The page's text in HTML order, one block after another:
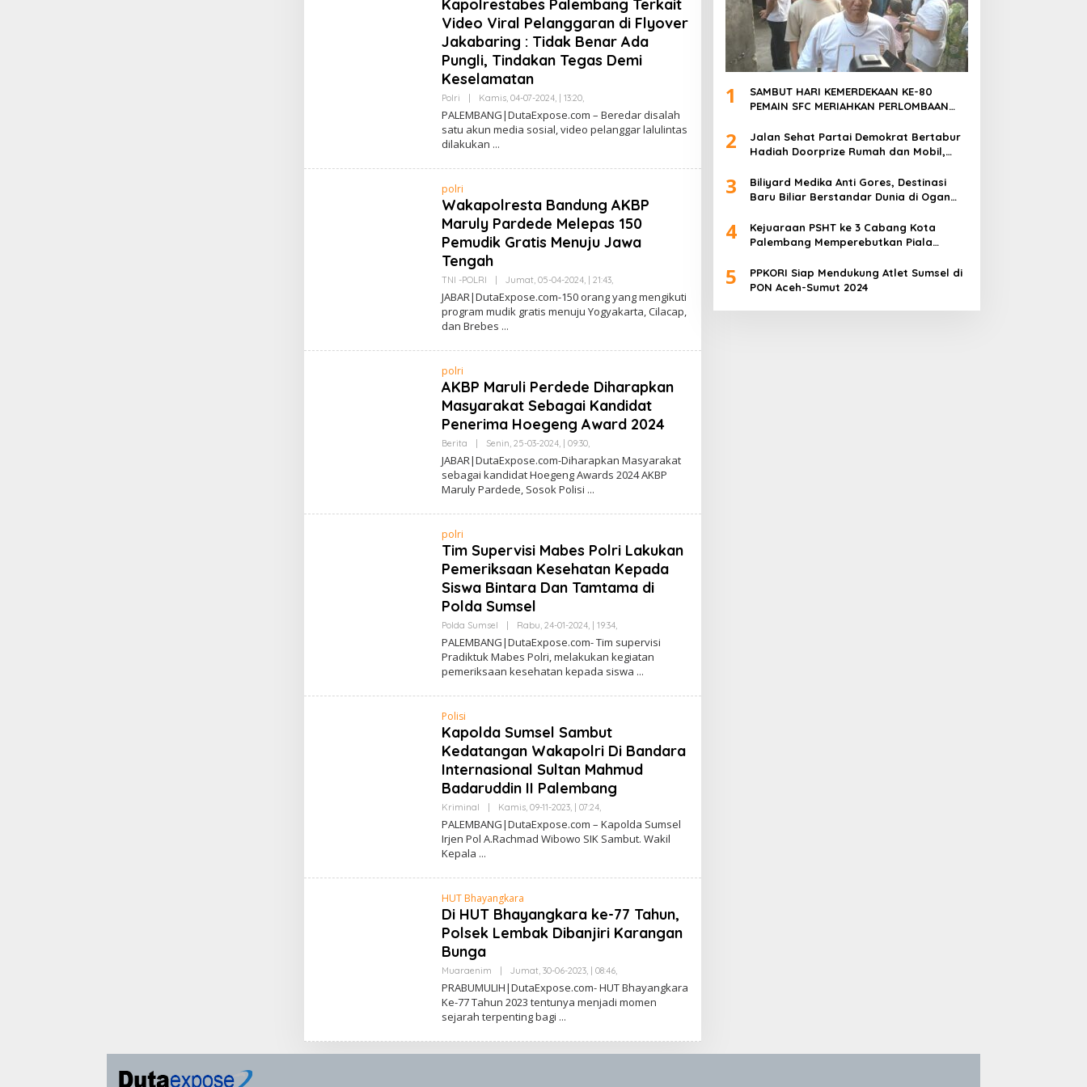
L
A
L
U
B
Kapolrestabes Palembang Terkait
Video Viral Pelanggaran di Flyover
Jakabaring : Tidak Benar Ada
Pungli, Tindakan Tegas Demi
Keselamatan
Polri Kamis, 04-07-2024, | 13:20,O
E
H
F
L
L
A
L
A
PALEMBANG|DutaExpose.com – Beredar disalah
satu akun media sosial, video pelanggar lalulintas
dilakukan
polri
Wakapolresta Bandung AKBP
Maruly Pardede Melepas 150
Pemudik Gratis Menuju Jawa
Tengah
TNI -POLRI Jumat, 05-04-2024, | 21:43,O
E
H
F
L
L
A
L
A
I
JABAR|DutaExpose.com-150 orang yang mengikuti
program mudik gratis menuju Yogyakarta, Cilacap,
dan Brebes
polri
AKBP Maruli Perdede Diharapkan
Masyarakat Sebagai Kandidat
Penerima Hoegeng Award 2024
Berita Senin, 25-03-2024, | 09:30,O
E
H
F
L
L
A
L
A
JABAR|DutaExpose.com-Diharapkan Masyarakat
sebagai kandidat Hoegeng Awards 2024 AKBP
Maruly Pardede, Sosok Polisi
polri
Tim Supervisi Mabes Polri Lakukan
Pemeriksaan Kesehatan Kepada
Siswa Bintara Dan Tamtama di
Polda Sumsel
Polda Sumsel Rabu, 24-01-2024, | 19:34,O
E
H
S
F
A
L
PALEMBANG|DutaExpose.com- Tim supervisi
Pradiktuk Mabes Polri, melakukan kegiatan
pemeriksaan kesehatan kepada siswa
Polisi
Kapolda Sumsel Sambut
Kedatangan Wakapolri Di Bandara
Internasional Sultan Mahmud
Badaruddin II Palembang
Kriminal Kamis, 09-11-2023, | 07:24,O
L
E
H
F
L
L
A
U
B
A
I
PALEMBANG|DutaExpose.com – Kapolda Sumsel
Irjen Pol A.Rachmad Wibowo SIK Sambut. Wakil
Kepala
HUT Bhayangkara
Di HUT Bhayangkara ke-77 Tahun,
Polsek Lembak Dibanjiri Karangan
Bunga
Muaraenim Jumat, 30-06-2023, | 08:46,O
L
E
H
F
PRABUMULIH|DutaExpose.com- HUT Bhayangkara
Ke-77 Tahun 2023 tentunya menjadi momen
sejarah terpenting bagi
1
SAMBUT HARI KEMERDEKAAN KE-80
PEMAIN SFC MERIAHKAN PERLOMBAAN
2
Jalan Sehat Partai Demokrat Bertabur
Hadiah Doorprize Rumah dan Mobil,
3
Biliyard Medika Anti Gores, Destinasi
Baru Biliar Berstandar Dunia di Ogan
4
Kejuaraan PSHT ke 3 Cabang Kota
Palembang Memperebutkan Piala
5
PPKORI Siap Mendukung Atlet Sumsel di
PON Aceh-Sumut 2024